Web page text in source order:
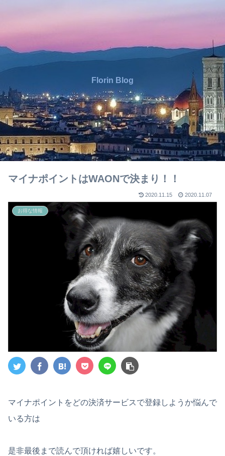
Florin Blog
マイナポイントはWAONで決まり！！
2020.11.15 2020.11.07
お得な情報
マイナポイントをどの決済サービスで登録しようか悩んで
いる方は
是非最後まで読んで頂ければ嬉しいです。